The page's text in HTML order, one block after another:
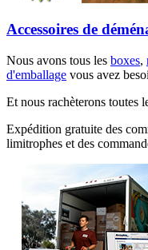
Accessoires de
Nous avons tous les boxes,
d'emballage vous avez
Et nous rachèterons toutes
Expédition gratuite des
limitrophes et des